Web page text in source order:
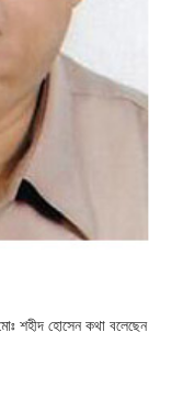
শহীদ হোসেন কথা বলেছেন